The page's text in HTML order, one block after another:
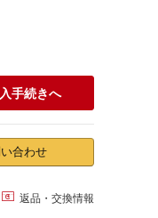
手続きへ
合わせ
 返品・交換情報